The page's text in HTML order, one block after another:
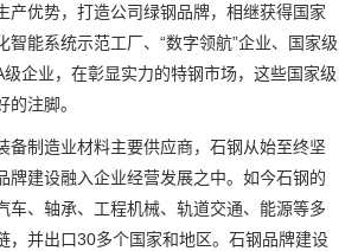
产优势，打造公司绿钢品牌，相继获得国家
智能系统示范工厂、“数字领航”企业、国家级
企业，在彰显实力的特钢市场，这些国家级
注脚。
制造业材料主要供应商，石钢从始至终坚
牌建设融入企业经营发展之中。如今石钢的
车、轴承、工程机械、轨道交通、能源等多
，并出口30多个国家和地区。石钢品牌建设